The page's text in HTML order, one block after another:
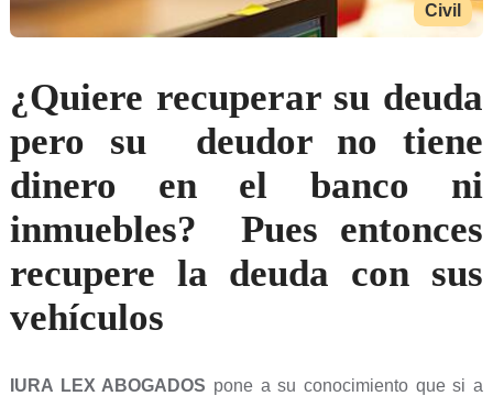
Civil
¿Quiere recuperar su deuda
pero su deudor no tiene
dinero en el banco ni
inmuebles? Pues entonces
recupere la deuda con sus
vehículos
IURA LEX ABOGADOS pone a su conocimiento que si a